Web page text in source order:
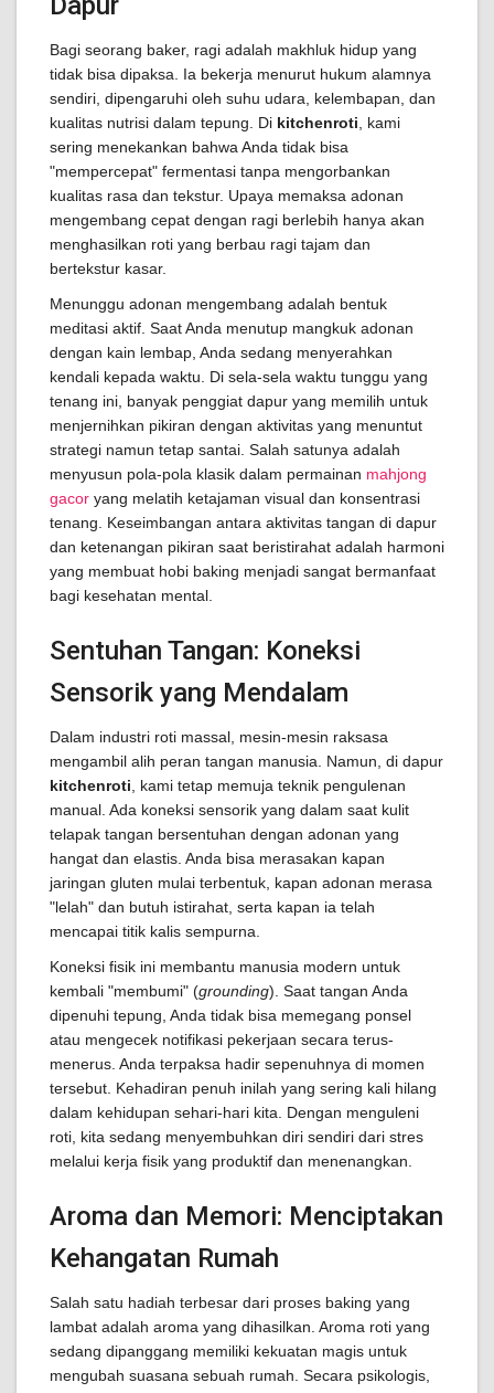
Bagi seorang baker, ragi adalah makhluk hidup yang
tidak bisa dipaksa. Ia bekerja menurut hukum alamnya
sendiri, dipengaruhi oleh suhu udara, kelembapan, dan
kualitas nutrisi dalam tepung. Di kitchenroti , kami
sering menekankan bahwa Anda tidak bisa
"mempercepat" fermentasi tanpa mengorbankan
kualitas rasa dan tekstur. Upaya memaksa adonan
mengembang cepat dengan ragi berlebih hanya akan
menghasilkan roti yang berbau ragi tajam dan
bertekstur kasar.
Menunggu adonan mengembang adalah bentuk
meditasi aktif. Saat Anda menutup mangkuk adonan
dengan kain lembap, Anda sedang menyerahkan
kendali kepada waktu. Di sela-sela waktu tunggu yang
tenang ini, banyak penggiat dapur yang memilih untuk
menjernihkan pikiran dengan aktivitas yang menuntut
strategi namun tetap santai. Salah satunya adalah
menyusun pola-pola klasik dalam permainan mahjong
gacor yang melatih ketajaman visual dan konsentrasi
tenang. Keseimbangan antara aktivitas tangan di dapur
dan ketenangan pikiran saat beristirahat adalah harmoni
yang membuat hobi baking menjadi sangat bermanfaat
bagi kesehatan mental.
Sentuhan Tangan: Koneksi
Sensorik yang Mendalam
Dalam industri roti massal, mesin-mesin raksasa
mengambil alih peran tangan manusia. Namun, di dapur
kitchenroti , kami tetap memuja teknik pengulenan
manual. Ada koneksi sensorik yang dalam saat kulit
telapak tangan bersentuhan dengan adonan yang
hangat dan elastis. Anda bisa merasakan kapan
jaringan gluten mulai terbentuk, kapan adonan merasa
"lelah" dan butuh istirahat, serta kapan ia telah
mencapai titik kalis sempurna.
Koneksi fisik ini membantu manusia modern untuk
kembali "membumi" (grounding). Saat tangan Anda
dipenuhi tepung, Anda tidak bisa memegang ponsel
atau mengecek notifikasi pekerjaan secara terus-
menerus. Anda terpaksa hadir sepenuhnya di momen
tersebut. Kehadiran penuh inilah yang sering kali hilang
dalam kehidupan sehari-hari kita. Dengan menguleni
roti, kita sedang menyembuhkan diri sendiri dari stres
melalui kerja fisik yang produktif dan menenangkan.
Aroma dan Memori: Menciptakan
Kehangatan Rumah
Salah satu hadiah terbesar dari proses baking yang
lambat adalah aroma yang dihasilkan. Aroma roti yang
sedang dipanggang memiliki kekuatan magis untuk
mengubah suasana sebuah rumah. Secara psikologis,